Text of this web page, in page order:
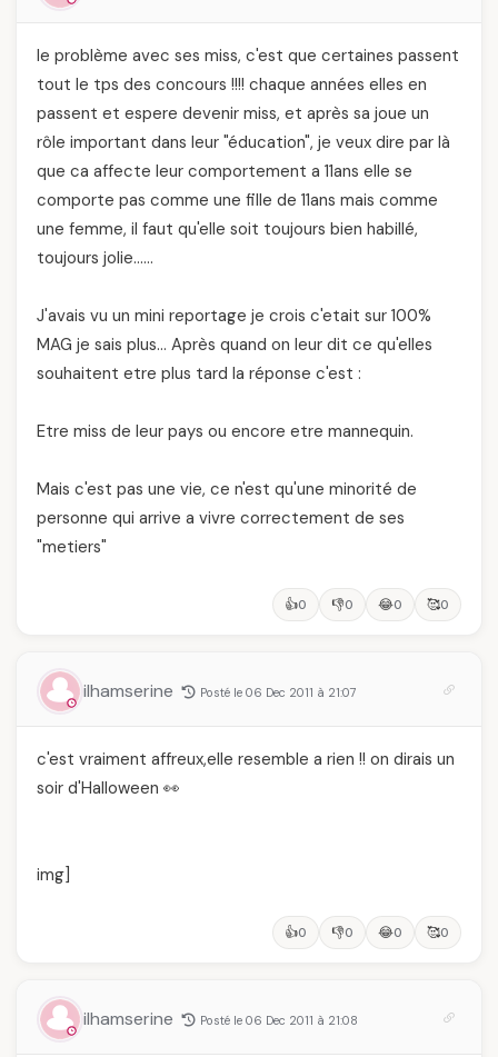
le problème avec ses miss, c'est que certaines passent
tout le tps des concours !!!! chaque années elles en
passent et espere devenir miss, et après sa joue un
rôle important dans leur "éducation", je veux dire par là
que ca affecte leur comportement a 11ans elle se
comporte pas comme une fille de 11ans mais comme
une femme, il faut qu'elle soit toujours bien habillé,
toujours jolie……
J'avais vu un mini reportage je crois c'etait sur 100%
MAG je sais plus… Après quand on leur dit ce qu'elles
souhaitent etre plus tard la réponse c'est :
Etre miss de leur pays ou encore etre mannequin.
Mais c'est pas une vie, ce n'est qu'une minorité de
personne qui arrive a vivre correctement de ses
"metiers"
👍0 👎0 😂0 🥰0
ilhamserine Posté le 06 Dec 2011 à 21:07
c'est vraiment affreux,elle resemble a rien !! on dirais un
soir d'Halloween 👀
img]
👍0 👎0 😂0 🥰0
ilhamserine Posté le 06 Dec 2011 à 21:08